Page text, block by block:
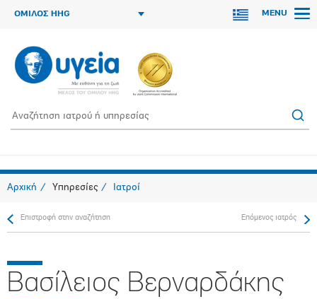
ΟΜΙΛΟΣ HHG MENU
Αρχική Υπηρεσίες Ιατροί
Επιστροφή στην αναζήτηση Επόμενος ιατρός
Βασίλειος Βερναρδάκης